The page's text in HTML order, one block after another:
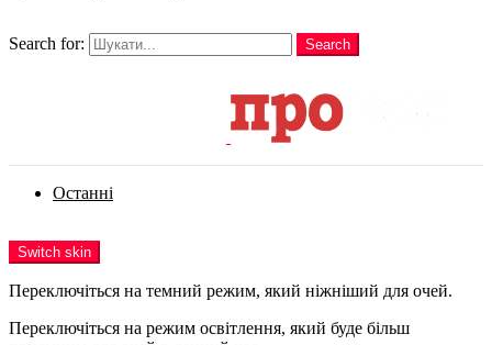
Search for:
Search
Останні
Switch skin
Переключіться на темний режим, який ніжніший для очей.
Переключіться на режим освітлення, який буде більш